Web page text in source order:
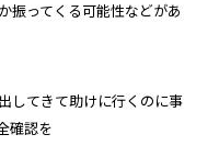
振ってくる可能性などがあ
してきて助けに行くのに事
確認を